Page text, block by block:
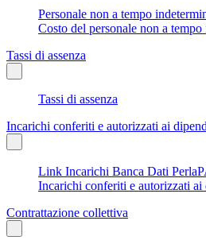
Personale non a tempo
Costo del personale non a
Tassi di assenza
Tassi di assenza
Incarichi conferiti e autorizzati ai
Link Incarichi Banca Dati
Incarichi conferiti e autorizzati
Contrattazione collettiva